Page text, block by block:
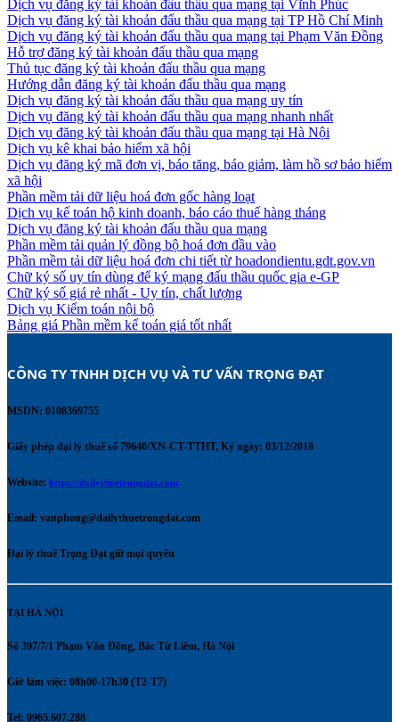
Dịch vụ đăng ký tài khoản đấu thầu qua mạng tại Vĩnh Phúc
Dịch vụ đăng ký tài khoản đấu thầu qua mạng tại TP Hồ Chí Minh
Dịch vụ đăng ký tài khoản đấu thầu qua mạng tại Phạm Văn Đồng
Hỗ trợ đăng ký tài khoản đấu thầu qua mạng
Thủ tục đăng ký tài khoản đấu thầu qua mạng
Hướng dẫn đăng ký tài khoản đấu thầu qua mạng
Dịch vụ đăng ký tài khoản đấu thầu qua mạng uy tín
Dịch vụ đăng ký tài khoản đấu thầu qua mạng nhanh nhất
Dịch vụ đăng ký tài khoản đấu thầu qua mạng tại Hà Nội
Dịch vụ kê khai bảo hiểm xã hội
Dịch vụ đăng ký mã đơn vị, báo tăng, báo giảm, làm hồ sơ bảo hiểm
xã hội
Phần mềm tải dữ liệu hoá đơn gốc hàng loạt
Dịch vụ kế toán hộ kinh doanh, báo cáo thuế hàng tháng
Dịch vụ đăng ký tài khoản đấu thầu qua mạng
Phần mềm tải quản lý đồng bộ hoá đơn đầu vào
Phần mềm tải dữ liệu hoá đơn chi tiết từ hoadondientu.gdt.gov.vn
Chữ ký số uy tín dùng để ký mạng đấu thầu quốc gia e-GP
Chữ ký số giá rẻ nhất - Uy tín, chất lượng
Dịch vụ Kiểm toán nội bộ
Bảng giá Phần mềm kế toán giá tốt nhất
CÔNG TY TNHH DỊCH VỤ VÀ TƯ VẤN TRỌNG ĐẠT
MSDN: 0108369755
Giấy phép đại lý thuế số 79640/XN-CT-TTHT, Ký ngày: 03/12/2018
Website: https://dailythuetrongdat.com
Email: vanphong@dailythuetrongdat.com
Đại lý thuế Trọng Đạt giữ mọi quyền
TẠI HÀ NỘI
Số 397/7/1 Phạm Văn Đồng, Bắc Từ Liêm, Hà Nội
Giờ làm việc: 08h00-17h30 (T2-T7)
Tel: 0965.607.288